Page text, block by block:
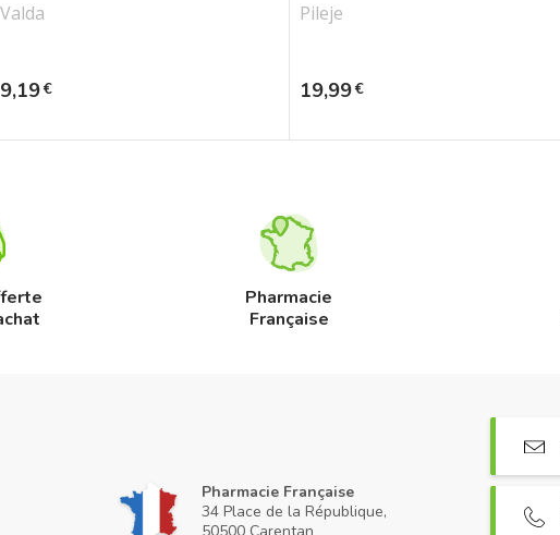
Valda
Prix
9,19€
Pileje
Prix
19,99€
Pharmacie
Française
Pharmacie Française
34 Place de la République,
50500 Carentan